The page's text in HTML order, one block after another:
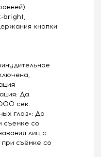
bright,
кнопки
Да.
сек.
глаз»: Да
съемке со
лиц с
съёмке со